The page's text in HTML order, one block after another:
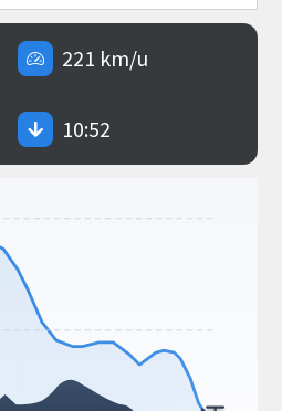
221 km/u
10:52